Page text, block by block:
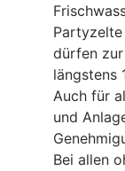
dürfen
längstens
Auch für
und
Bei allen